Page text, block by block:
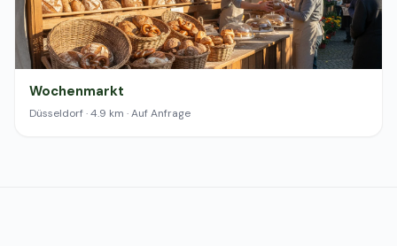
Wochenmarkt
Düsseldorf · 4.9 km · Auf Anfrage